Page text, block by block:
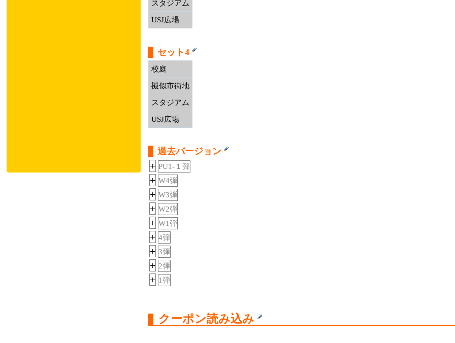
スタジアム
USJ広場
セット4
校庭
擬似市街地
スタジアム
USJ広場
過去バージョン
+ PU1-１弾
+ W4弾
+ W3弾
+ W2弾
+ W1弾
+ 4弾
+ 3弾
+ 2弾
+ 1弾
クーポン読み込み